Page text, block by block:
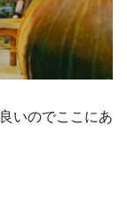
いのでここにあ